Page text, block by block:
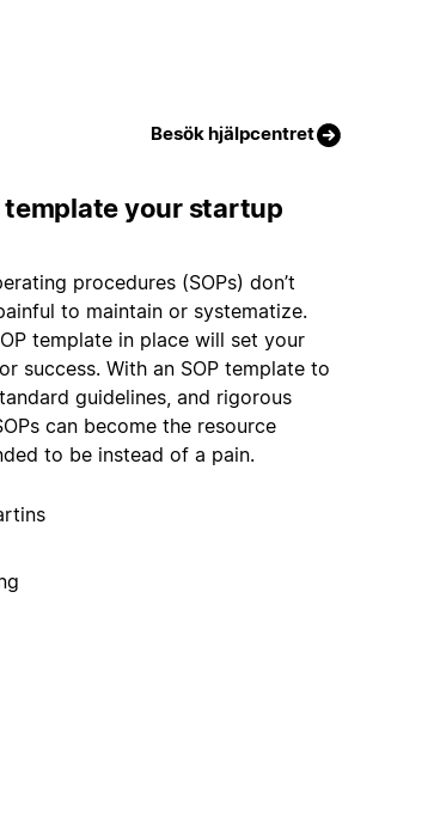
Besök hjälpcentret
template your startup
procedures (SOPs) don’t
to maintain or systematize.
template in place will set your
success. With an SOP template to
guidelines, and rigorous
can become the resource
to be instead of a pain.